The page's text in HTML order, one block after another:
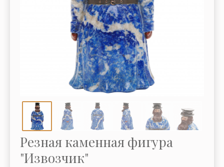
Резная каменная фигура
"Извозчик"